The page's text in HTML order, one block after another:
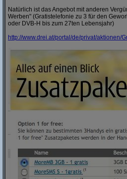
Natürlich ist das Angebot mit anderen
Werben" (Gratistelefonie zu 3 für den
oder DVB-H bis zum 27ten Lebensjahr)
http://www.drei.at/portal/de/privat/aktionen/